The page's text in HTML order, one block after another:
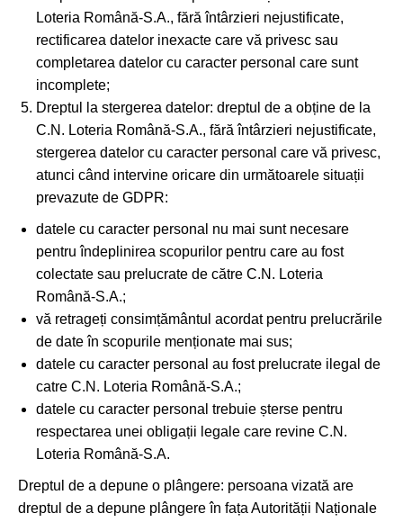
Loteria Română-S.A., fără întârzieri nejustificate,
rectificarea datelor inexacte care vă privesc sau
completarea datelor cu caracter personal care sunt
incomplete;
Dreptul la stergerea datelor: dreptul de a obține de la
C.N. Loteria Română-S.A., fără întârzieri nejustificate,
stergerea datelor cu caracter personal care vă privesc,
atunci când intervine oricare din următoarele situații
prevazute de GDPR:
datele cu caracter personal nu mai sunt necesare
pentru îndeplinirea scopurilor pentru care au fost
colectate sau prelucrate de către C.N. Loteria
Română-S.A.;
vă retrageți consimțământul acordat pentru prelucrările
de date în scopurile menționate mai sus;
datele cu caracter personal au fost prelucrate ilegal de
catre C.N. Loteria Română-S.A.;
datele cu caracter personal trebuie șterse pentru
respectarea unei obligații legale care revine C.N.
Loteria Română-S.A.
Dreptul de a depune o plângere: persoana vizată are
dreptul de a depune plângere în fața Autorității Naționale